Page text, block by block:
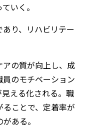
いく。
り、リハビリテー
の質が向上し、成
のモチベーション
える化される。職
ことで、定着率が
ある。